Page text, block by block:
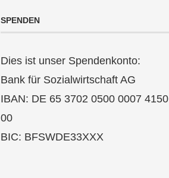
SPENDEN
Dies ist unser Spendenkonto:
Bank für Sozialwirtschaft AG
IBAN: DE 65 3702 0500 0007 4150
00
BIC: BFSWDE33XXX